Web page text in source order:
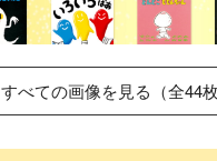
すべての画像を見る（全44枚